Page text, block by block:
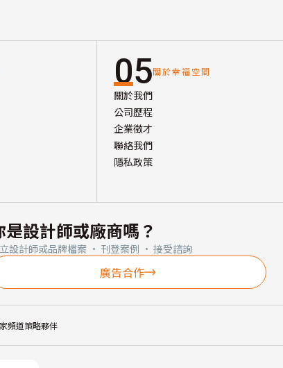
05關於幸福空間
關於我們
公司歷程
企業徵才
聯絡我們
隱私政策
是設計師或廠商嗎？
設計師或品牌檔案 · 刊登案例 · 接受諮詢
廣告合作
頻道策略夥伴